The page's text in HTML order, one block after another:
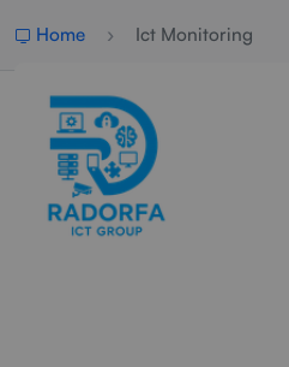
Home Ict Monitoring